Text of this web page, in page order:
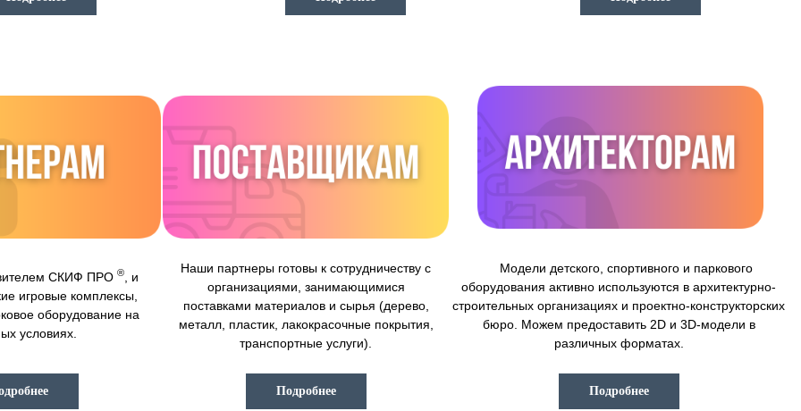
СКИФ ПРО ®, и
игровые комплексы,
оборудование на
условиях.
Наши партнеры готовы к сотрудничеству с
организациями, занимающимися
поставками материалов и сырья (дерево,
металл, пластик, лакокрасочные покрытия,
транспортные услуги).
Модели детского, спортивного и паркового
оборудования активно используются в архитектурно-
строительных организациях и проектно-конструкторских
бюро. Можем предоставить 2D и 3D-модели в
различных форматах.
Подробнее Подробнее